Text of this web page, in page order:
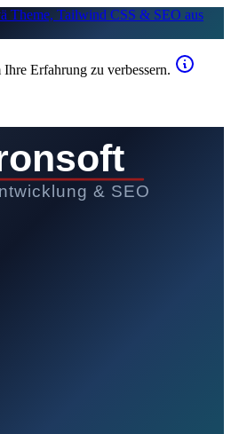
Theme, Tailwind CSS & SEO aus
Erfahrung zu verbessern.
& SEO